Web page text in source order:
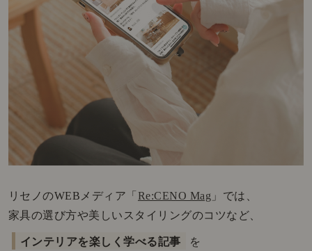
リセノのWEBメディア「 Re:CENO Mag 」では、
家具の選び方や美しいスタイリングのコツなど、
インテリアを楽しく学べる記事 を